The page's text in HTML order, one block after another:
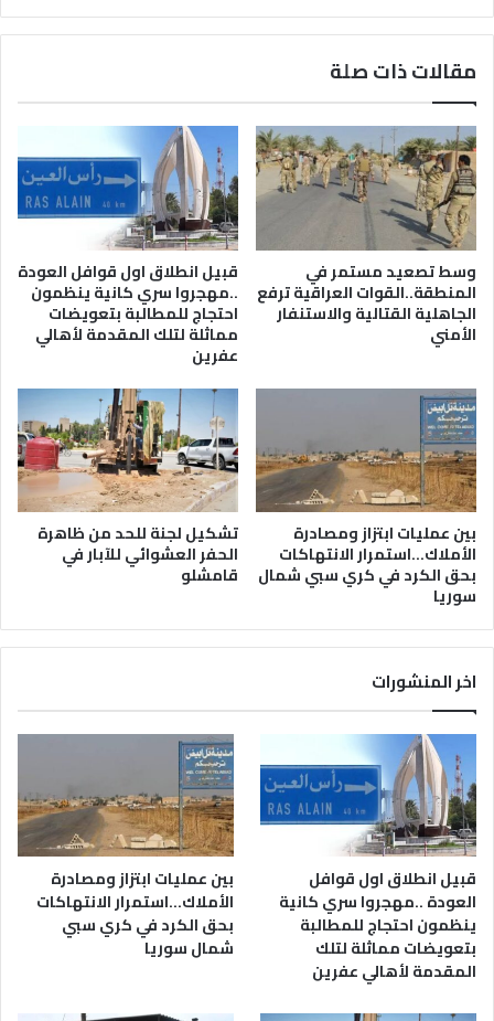
مقالات ذات صلة
وسط تصعيد مستمر في
المنطقة..القوات العراقية ترفع
الجاهلية القتالية والاستنفار
الأمني
قبيل انطلاق اول قوافل العودة
..مهجروا سري كانية ينظمون
احتجاج للمطالبة بتعويضات
مماثلة لتلك المقدمة لأهالي
عفرين
بين عمليات ابتزاز ومصادرة
الأملاك…استمرار الانتهاكات
بحق الكرد في كري سبي شمال
سوريا
تشكيل لجنة للحد من ظاهرة
الحفر العشوائي للآبار في
قامشلو
اخر المنشورات
قبيل انطلاق اول قوافل
العودة ..مهجروا سري كانية
ينظمون احتجاج للمطالبة
بتعويضات مماثلة لتلك
المقدمة لأهالي عفرين
بين عمليات ابتزاز ومصادرة
الأملاك…استمرار الانتهاكات
بحق الكرد في كري سبي
شمال سوريا